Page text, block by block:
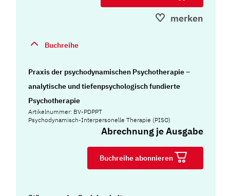
merken
Buchreihe
Praxis der psychodynamischen Psychotherapie –
analytische und tiefenpsychologisch fundierte
Psychotherapie
Artikelnummer: BV-PDPPT
Psychodynamisch-Interpersonelle Therapie (PISO)
Abrechnung je Ausgabe
Buchreihe abonnieren